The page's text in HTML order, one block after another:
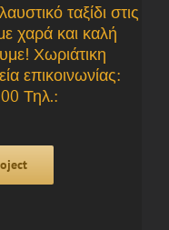
ταξίδι στις
χαρά και καλή
Χωριάτικη
επικοινωνίας:
Τηλ.: